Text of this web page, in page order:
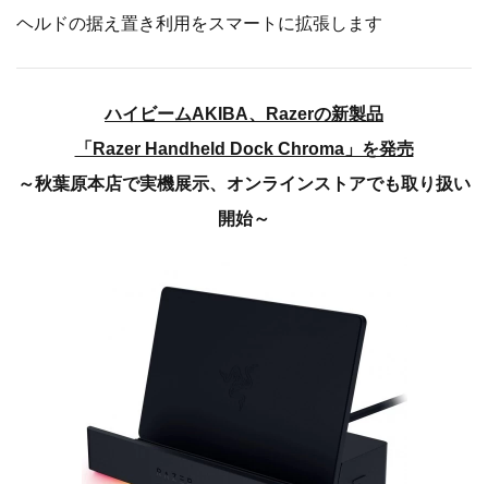
ヘルドの据え置き利用をスマートに拡張します
ハイビームAKIBA、Razerの新製品
「Razer Handheld Dock Chroma」を発売
～秋葉原本店で実機展示、オンラインストアでも取り扱い
開始～